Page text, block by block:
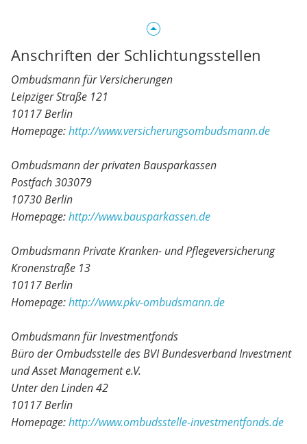
Anschriften der Schlichtungsstellen
Ombudsmann für Versicherungen
Leipziger Straße 121
10117 Berlin
Homepage:http://www.versicherungsombudsmann.de
Ombudsmann der privaten Bausparkassen
Postfach 303079
10730 Berlin
Homepage:http://www.bausparkassen.de
Ombudsmann Private Kranken- und Pflegeversicherung
Kronenstraße 13
10117 Berlin
Homepage:http://www.pkv-ombudsmann.de
Ombudsmann für Investmentfonds
Büro der Ombudsstelle des BVI Bundesverband Investment
und Asset Management e.V.
Unter den Linden 42
10117 Berlin
Homepage:http://www.ombudsstelle-investmentfonds.de